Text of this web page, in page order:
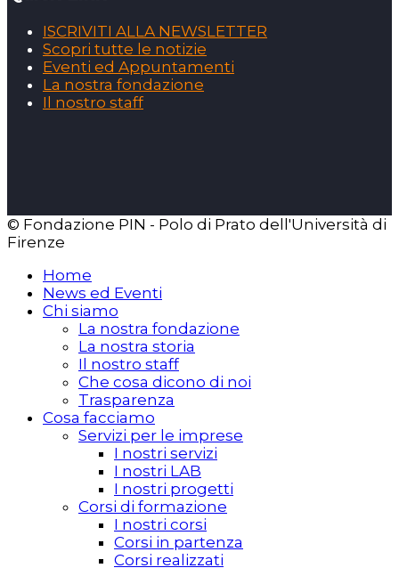
ISCRIVITI ALLA NEWSLETTER
Scopri tutte le notizie
Eventi ed Appuntamenti
La nostra fondazione
Il nostro staff
© Fondazione PIN - Polo di Prato dell'Università di
Firenze
Home
News ed Eventi
Chi siamo
La nostra fondazione
La nostra storia
Il nostro staff
Che cosa dicono di noi
Trasparenza
Cosa facciamo
Servizi per le imprese
I nostri servizi
I nostri LAB
I nostri progetti
Corsi di formazione
I nostri corsi
Corsi in partenza
Corsi realizzati